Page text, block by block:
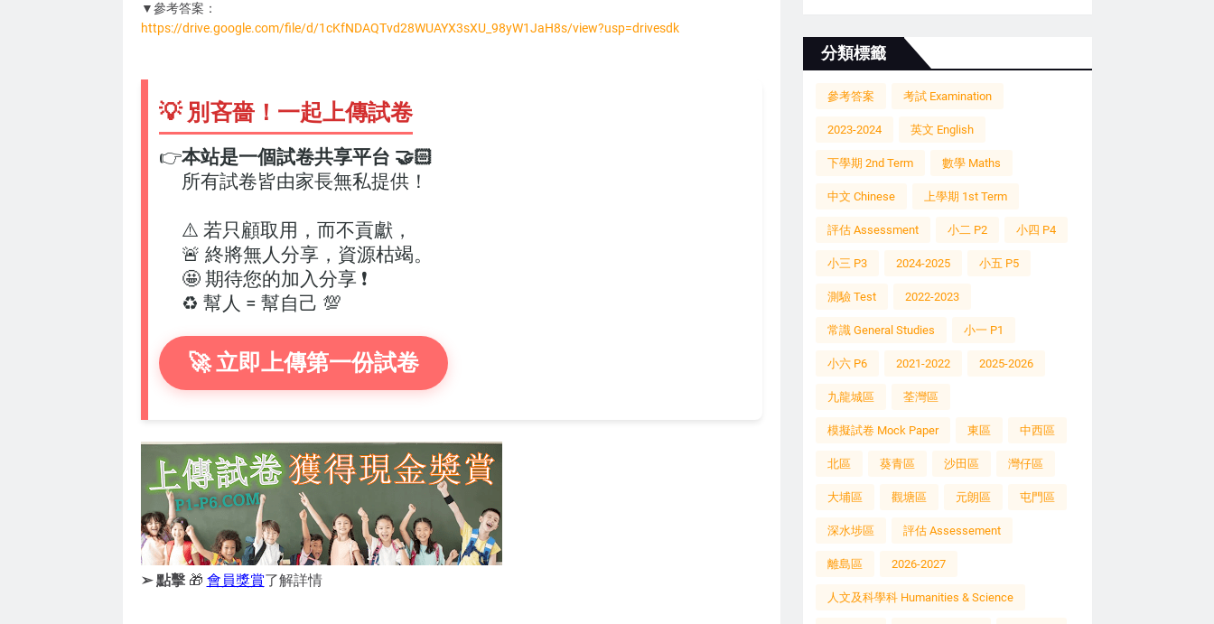
▼參考答案：
https://drive.google.com/file/d/1cKfNDAQTvd28WUAYX3sXU_98yW1JaH8s/view?usp=drivesdk
💡 別吝嗇！一起上傳試卷
本站是一個試卷共享平台 🤝🏻
👉
所有試卷皆由家長無私提供！
⚠️ 若只顧取用，而不貢獻，
🚨 終將無人分享，資源枯竭。
🤩 期待您的加入分享 ❗
♻️ 幫人 = 幫自己 💯
🚀 立即上傳第一份試卷
➢ 點擊 🎁 會員獎賞了解詳情
分類標籤
參考答案 考試 Examination
2023-2024 英文 English
下學期 2nd Term 數學 Maths
中文 Chinese 上學期 1st Term
評估 Assessment 小二 P2 小四 P4
小三 P3 2024-2025 小五 P5
測驗 Test 2022-2023
常識 General Studies 小一 P1
小六 P6 2021-2022 2025-2026
九龍城區 荃灣區
模擬試卷 Mock Paper 東區 中西區
北區 葵青區 沙田區 灣仔區
大埔區 觀塘區 元朗區 屯門區
深水埗區 評估 Assessement
離島區 2026-2027
人文及科學科 Humanities & Science